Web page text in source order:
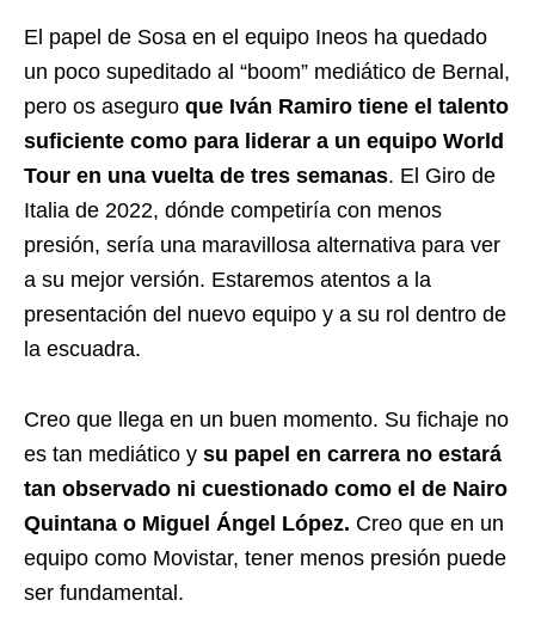
El papel de Sosa en el equipo Ineos ha quedado
un poco supeditado al “boom” mediático de Bernal,
pero os aseguro que Iván Ramiro tiene el talento
suficiente como para liderar a un equipo World
Tour en una vuelta de tres semanas. El Giro de
Italia de 2022, dónde competiría con menos
presión, sería una maravillosa alternativa para ver
a su mejor versión. Estaremos atentos a la
presentación del nuevo equipo y a su rol dentro de
la escuadra.
Creo que llega en un buen momento. Su fichaje no
es tan mediático y su papel en carrera no estará
tan observado ni cuestionado como el de Nairo
Quintana o Miguel Ángel López. Creo que en un
equipo como Movistar, tener menos presión puede
ser fundamental.